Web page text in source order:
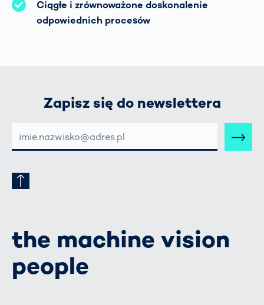
Ciągłe i zrównoważone doskonalenie
odpowiednich procesów
Zapisz się do newslettera
MAIL-
ADRESSE
the machine vision
people